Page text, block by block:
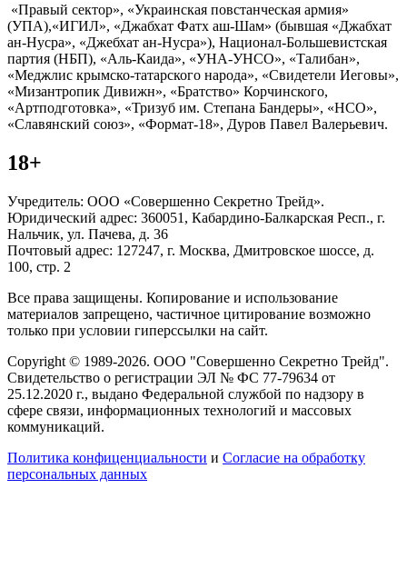
«Правый сектор», «Украинская повстанческая армия»
(УПА),«ИГИЛ», «Джабхат Фатх аш-Шам» (бывшая «Джабхат
ан-Нусра», «Джебхат ан-Нусра»), Национал-Большевистская
партия (НБП), «Аль-Каида», «УНА-УНСО», «Талибан»,
«Меджлис крымско-татарского народа», «Свидетели Иеговы»,
«Мизантропик Дивижн», «Братство» Корчинского,
«Артподготовка», «Тризуб им. Степана Бандеры», «НСО»,
«Славянский союз», «Формат-18», Дуров Павел Валерьевич.
18+
Учредитель: ООО «Совершенно Секретно Трейд».
Юридический адрес: 360051, Кабардино-Балкарская Респ., г.
Нальчик, ул. Пачева, д. 36
Почтовый адрес: 127247, г. Москва, Дмитровское шоссе, д.
100, стр. 2
Все права защищены. Копирование и использование
материалов запрещено, частичное цитирование возможно
только при условии гиперссылки на сайт.
Copyright © 1989-2026. ООО "Совершенно Секретно Трейд".
Свидетельство о регистрации ЭЛ № ФС 77-79634 от
25.12.2020 г., выдано Федеральной службой по надзору в
сфере связи, информационных технологий и массовых
коммуникаций.
Политика конфиценциальности и Согласие на обработку
персональных данных